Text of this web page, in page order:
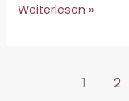
Meki
Weiterlesen »
1 2